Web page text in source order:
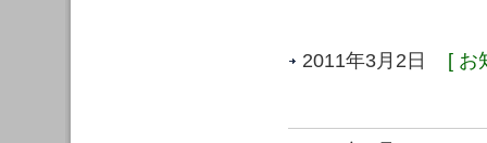
2011年3月2日 [ お